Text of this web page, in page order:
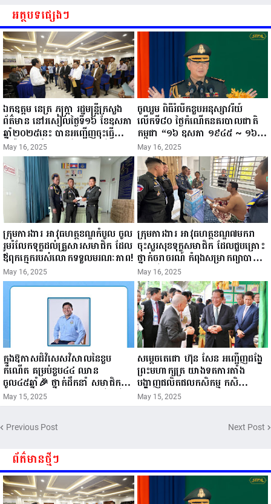
អត្ថបទផ្សេងៗ
ឯកឧត្តម នេត្រ ភក្ត្រា រដ្ឋមន្ត្រីក្រសួង
ព័ត៌មាន នៅរសៀលថ្ងៃទី១៦ ខែឧសភា
ឆ្នាំ២០២៥នេះ បានអញ្ជើញចុះធ្វើ
ជំរឿនថ្នាក់ដឹកនាំមន្ត្រីរាជការស៉ីវិល នៃ
ក្រសួងព័ត៌មាន...
May 16, 2025
ចូលរួម ពិធីរំលឹកខួបអនុស្សាវរីយ៍
លើកទី៨០ ថ្ងៃកំណើតនគរបាលជាតិ
កម្ពុជា “១៦ ឧសភា ១៩៤៥ ~ ១៦
ឧសភា ២០២៥”...
May 16, 2025
ក្រុមការងារ អាវុធហត្ថខណ្ឌកំបូល ចូល
រួមរំលែកទុក្ខដល់គ្រួសារសមាជិក ដែល
ឪពុកក្មេករបស់លោកទទួលមរណៈភាព!
May 16, 2025
ក្រុមការងារ អាវុធហត្ថខណ្ឌ៧មករា
ចុះសួរសុខទុក្ខសមាជិក ដែលជួបគ្រោះ
ថ្នាក់ចរាចរណ៍ កំពុងសម្រាកព្យាបាល
នៅមន្ទីរពេទ្យ!
May 16, 2025
ក្នុងឱកាសដ៏វិសេសវិសាលនៃខួប
កំណើត គម្រប់ខួប៤៤ ឈាន
ចូល៤៥ឆ្នាំ🎉 ថ្នាក់ដឹកនាំ សមាជិក
សមាជិកា នៃក្រុមគ្រួសារកម្មវិធីអាជីវ
ជូនពរ ជូនចំពោះ ឯកឧត្តម សាយ
សំអាល់ ប្រធានសហភាពសហព័ន្ធ
បាននូវ សុខភាពល្អបរិបូរណ៍
កម្លាំងមាំមួន បញ្ញាញាណវាងវៃ
អាយុយឺនយូរ ...
May 15, 2025
សម្តេចតេជោ ហ៊ុន សែន អញ្ជើញដង្ហែ
ព្រះមហាក្សត្រ យាងទតការតាំង
បង្ហាញផលិតផលកសិកម្ម កសិ
ឧស្សាហកម្ម និងសិប្បកម្ម ក្នុងព្រះរាជ
May 15, 2025
Previous Post Next Post
ព័ត៌មានថ្មីៗ